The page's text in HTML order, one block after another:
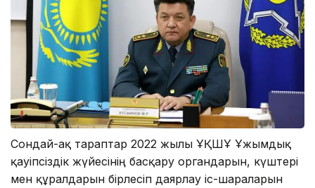
Сондай-ақ тараптар 2022 жылы ҰҚШҰ Ұжымдық
қауіпсіздік жүйесінің басқару органдарын, күштері
мен құралдарын бірлесіп даярлау іс-шараларын